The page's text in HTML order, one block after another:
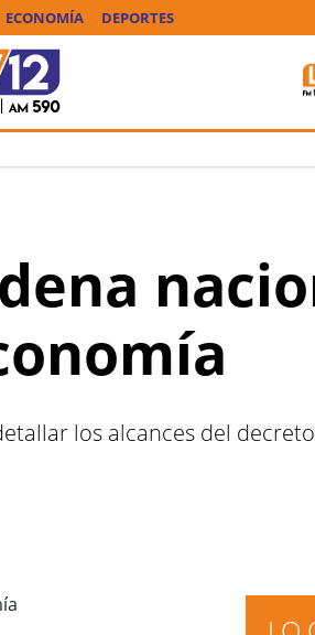
ECONOMÍA DEPORTES
los alcances del